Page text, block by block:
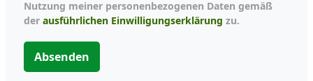
Nutzung meiner personenbezogenen Daten gemäß
der ausführlichen Einwilligungserklärung zu.
Absenden